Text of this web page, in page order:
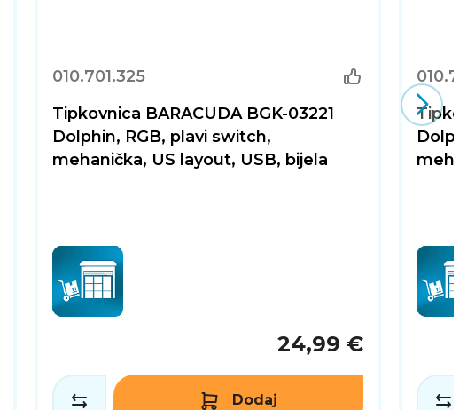
010.701.325
Tipkovnica BARACUDA BGK-03221
Dolphin, RGB, plavi switch,
mehanička, US layout, USB, bijela
24,99 €
Dodaj